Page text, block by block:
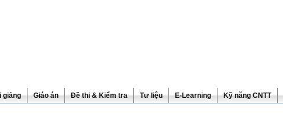
giảng Giáo án Đề thi & Kiểm tra Tư liệu E-Learning Kỹ năng CNTT